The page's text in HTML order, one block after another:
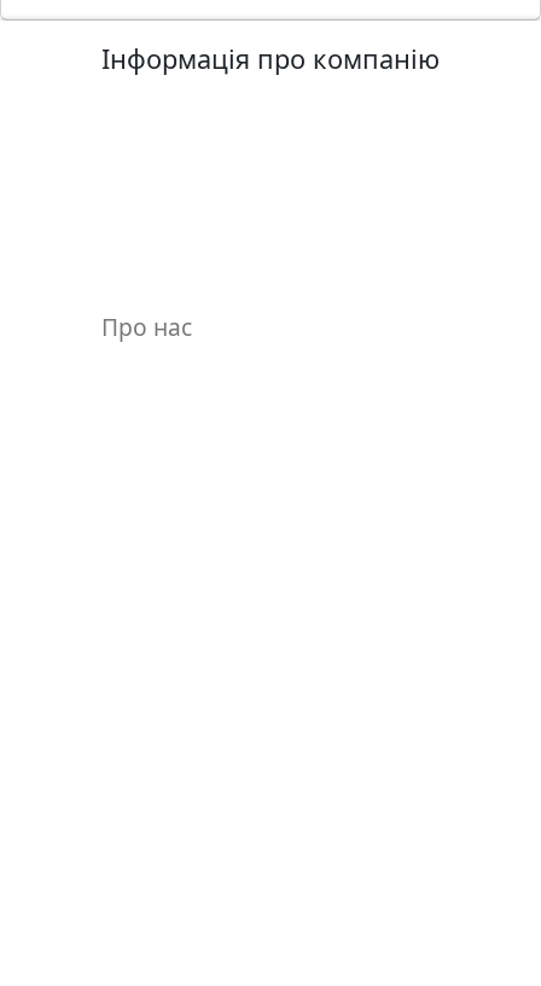
Інформація про компанію
Про нас